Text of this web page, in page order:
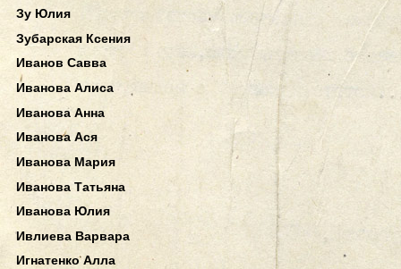
Зу Юлия
Зубарская Ксения
Иванов Савва
Иванова Алиса
Иванова Анна
Иванова Ася
Иванова Мария
Иванова Татьяна
Иванова Юлия
Ивлиева Варвара
Игнатенко Алла